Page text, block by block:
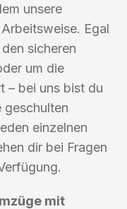
unsere
Egal
sicheren
um die
– bei uns bist du
geschulten
einzelnen
dir bei Fragen
mit